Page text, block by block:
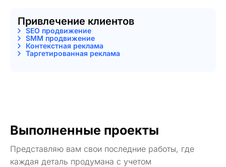
Привлечение клиентов
SEO продвижение
SMM продвижение
Контекстная реклама
Таргетированная реклама
Выполненные проекты
Представляю вам свои последние работы, где
каждая деталь продумана с учетом